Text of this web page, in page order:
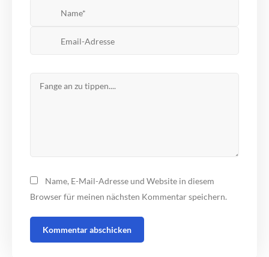
Name, E-Mail-Adresse und Website in diesem
Browser für meinen nächsten Kommentar speichern.